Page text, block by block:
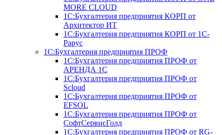
MORE CLOUD
1С:Бухгалтерия предприятия КОРП от
Архитектор ИТ
1С:Бухгалтерия предприятия КОРП от 1С-
Рарус
1С:Бухгалтерия предприятия ПРОФ
1С:Бухгалтерия предприятия ПРОФ от
АРЕНДА 1С
1С:Бухгалтерия предприятия ПРОФ от
Scloud
1С:Бухгалтерия предприятия ПРОФ от
EFSOL
1С:Бухгалтерия предприятия ПРОФ от
СофтСервисГолд
1С:Бухгалтерия предприятия ПРОФ от RG-